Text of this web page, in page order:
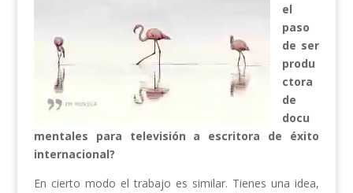
el
paso
de ser
produ
ctora
de
docu
mentales para televisión a escritora de éxito
internacional?
En cierto modo el trabajo es similar. Tienes una idea,